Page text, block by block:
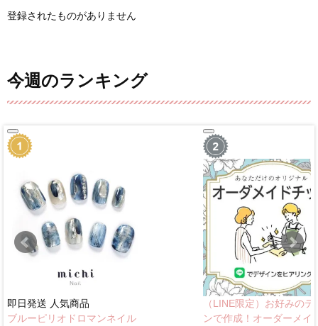
登録されたものがありません
今週のランキング
即日発送 人気商品
ブルーピリオドロマンネイル
（LINE限定）お好みのデ
ンで作成！オーダーメイ